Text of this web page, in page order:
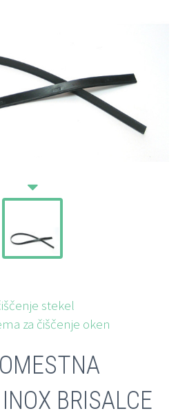
stekel
za čiščenje oken
BRISALCE